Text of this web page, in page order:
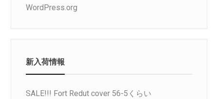
WordPress.org
新入荷情報
SALE!!! Fort Redut cover 56-5くらい